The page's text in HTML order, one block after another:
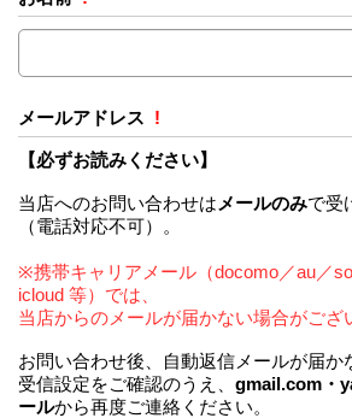
メールアドレス !
【必ずお読みください】
当店へのお問い合わせは メールのみで受
（電話対応不可）。
※携帯キャリアメール（docomo／au／
icloud 等）では、
当店からのメールが届かない場合がござ
お問い合わせ後、自動返信メールが届か
受信設定をご確認のうえ、 gmail.com・
ールから再度ご連絡ください。